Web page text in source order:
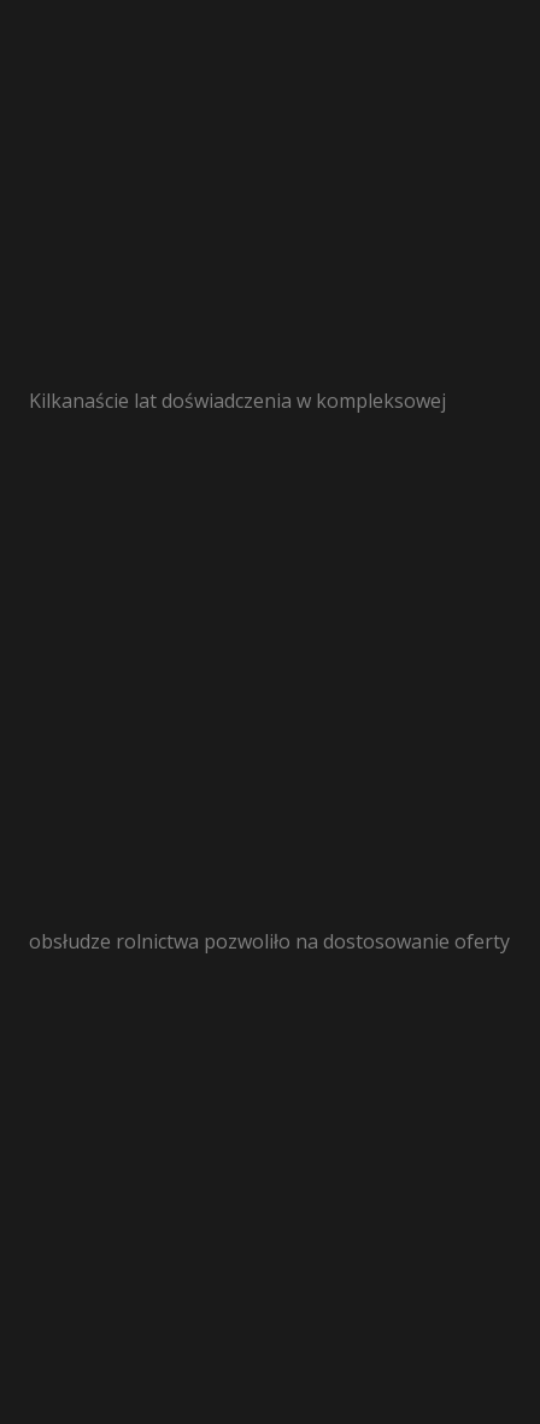
Kilkanaście lat doświadczenia w kompleksowej
obsłudze rolnictwa pozwoliło na dostosowanie oferty